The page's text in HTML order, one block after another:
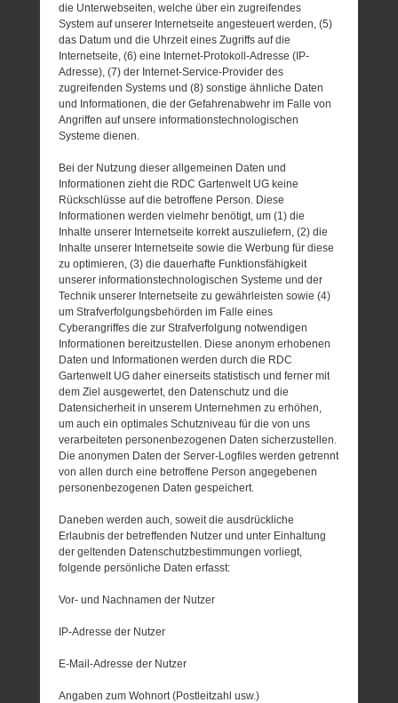
die Unterwebseiten, welche über ein zugreifendes
System auf unserer Internetseite angesteuert werden, (5)
das Datum und die Uhrzeit eines Zugriffs auf die
Internetseite, (6) eine Internet-Protokoll-Adresse (IP-
Adresse), (7) der Internet-Service-Provider des
zugreifenden Systems und (8) sonstige ähnliche Daten
und Informationen, die der Gefahrenabwehr im Falle von
Angriffen auf unsere informationstechnologischen
Systeme dienen.
Bei der Nutzung dieser allgemeinen Daten und
Informationen zieht die RDC Gartenwelt UG keine
Rückschlüsse auf die betroffene Person. Diese
Informationen werden vielmehr benötigt, um (1) die
Inhalte unserer Internetseite korrekt auszuliefern, (2) die
Inhalte unserer Internetseite sowie die Werbung für diese
zu optimieren, (3) die dauerhafte Funktionsfähigkeit
unserer informationstechnologischen Systeme und der
Technik unserer Internetseite zu gewährleisten sowie (4)
um Strafverfolgungsbehörden im Falle eines
Cyberangriffes die zur Strafverfolgung notwendigen
Informationen bereitzustellen. Diese anonym erhobenen
Daten und Informationen werden durch die RDC
Gartenwelt UG daher einerseits statistisch und ferner mit
dem Ziel ausgewertet, den Datenschutz und die
Datensicherheit in unserem Unternehmen zu erhöhen,
um auch ein optimales Schutzniveau für die von uns
verarbeiteten personenbezogenen Daten sicherzustellen.
Die anonymen Daten der Server-Logfiles werden getrennt
von allen durch eine betroffene Person angegebenen
personenbezogenen Daten gespeichert.
Daneben werden auch, soweit die ausdrückliche
Erlaubnis der betreffenden Nutzer und unter Einhaltung
der geltenden Datenschutzbestimmungen vorliegt,
folgende persönliche Daten erfasst:
Vor- und Nachnamen der Nutzer
IP-Adresse der Nutzer
E-Mail-Adresse der Nutzer
Angaben zum Wohnort (Postleitzahl usw.)